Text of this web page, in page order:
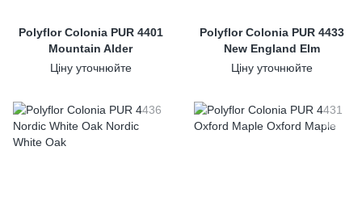
Polyflor Colonia PUR 4401
Mountain Alder
Ціну уточнюйте
Polyflor Colonia PUR 4433
New England Elm
Ціну уточнюйте